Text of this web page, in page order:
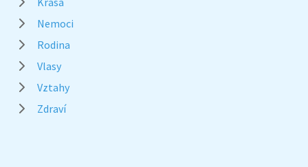
Nemoci
Rodina
Vlasy
Vztahy
Zdraví